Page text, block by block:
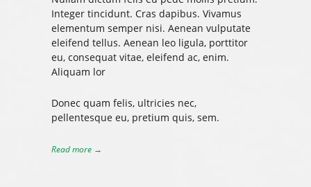
Integer tincidunt. Cras dapibus. Vivamus
elementum semper nisi. Aenean vulputate
eleifend tellus. Aenean leo ligula, porttitor
eu, consequat vitae, eleifend ac, enim.
Aliquam lor
Donec quam felis, ultricies nec,
pellentesque eu, pretium quis, sem.
Read more →